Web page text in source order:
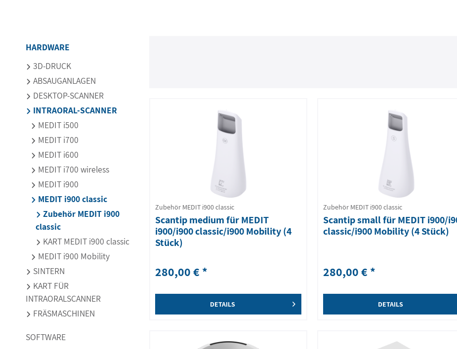
HARDWARE
3D-DRUCK
ABSAUGANLAGEN
DESKTOP-SCANNER
INTRAORAL-SCANNER
MEDIT i500
MEDIT i700
MEDIT i600
MEDIT i700 wireless
MEDIT i900
MEDIT i900 classic
Zubehör MEDIT i900
classic
KART MEDIT i900 classic
MEDIT i900 Mobility
SINTERN
KART FÜR
INTRAORALSCANNER
FRÄSMASCHINEN
SOFTWARE
Zubehör MEDIT i900 classic
Scantip medium für MEDIT
i900/i900 classic/i900 Mobility (4
Stück)
280,00 € *
DETAILS
Zubehör MEDIT i900 classic
Scantip small für MEDIT i900/
classic/i900 Mobility (4 Stück)
280,00 € *
DETAILS